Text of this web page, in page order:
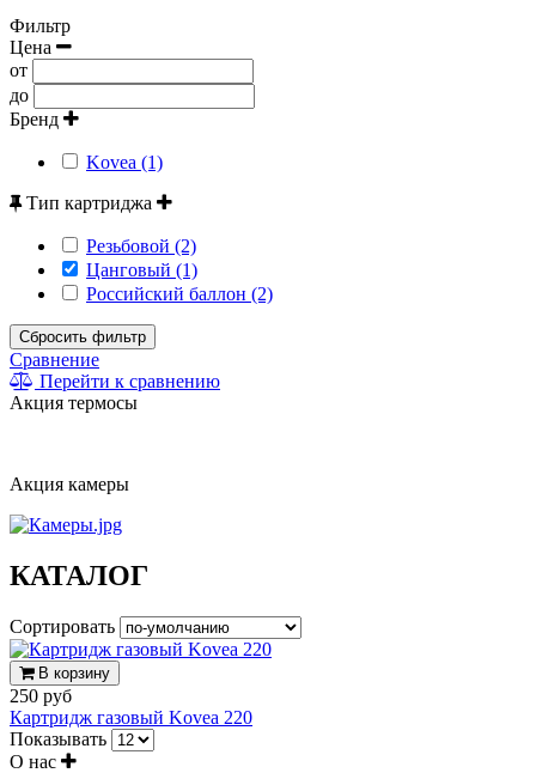
Фильтр
Цена
от
до
Бренд
Kovea (1)
Тип картриджа
Резьбовой (2)
Цанговый (1)
Российский баллон (2)
Сбросить фильтр
Сравнение
Перейти к сравнению
Акция термосы
Акция камеры
КАТАЛОГ
Сортировать
В корзину
250 руб
Картридж газовый Kovea 220
Показывать
О нас